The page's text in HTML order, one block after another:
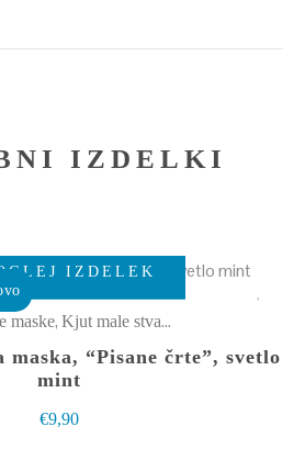
IZDELKI
IZDELEK
Ta
več
maske, Kjut male stvarce
maska, “Pisane črte”, svetlo
mint
€9,90